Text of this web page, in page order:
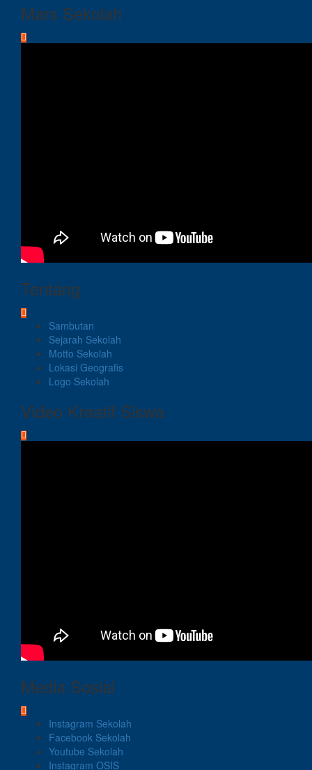
Mars Sekolah
Tentang
Sambutan
Sejarah Sekolah
Motto Sekolah
Lokasi Geografis
Logo Sekolah
Video Kreatif Siswa
Media Sosial
Instagram Sekolah
Facebook Sekolah
Youtube Sekolah
Instagram OSIS